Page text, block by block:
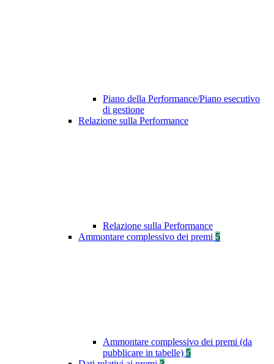
Piano della Performance/Piano esecutivo
di gestione
Relazione sulla Performance
Relazione sulla Performance
Ammontare complessivo dei premi 5
Ammontare complessivo dei premi (da
pubblicare in tabelle) 5